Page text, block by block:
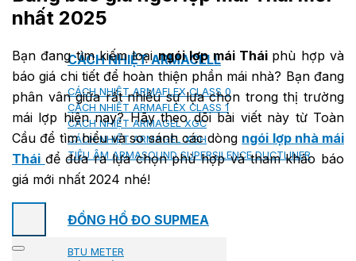
CÁCH NHIỆT ARMACELL
CÁCH NHIỆT ARMAFLEX CLASS 0
CÁCH NHIỆT ARMAFLEX CLASS 1
CÁCH NHIỆT ARMAGEL XGC
CÁCH NHIỆT ARMAGEL XGH
TIÊU ÂM ARMASOUND SUPERSILENCE DUCTLINER
ĐỒNG HỒ ĐO SUPMEA
BTU METER
nhất 2025
Bạn đang tìm kiếm loạingói lợp mái Thái phù hợp và
báo giá chi tiết để hoàn thiện phần mái nhà? Bạn đang
phân vân giữa rất nhiều sự lựa chọn trong thị trường
mái lợp hiện nay? Hãy theo dõi bài viết này từ Toàn
Cầu để tìm hiểu và so sánh các dòng ngói lợp nhà mái
Thái để đưa ra lựa chọn phù hợp và tham khảo báo
giá mới nhất 2024 nhé!